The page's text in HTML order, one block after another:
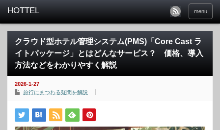
menu
クラウド型ホテル管理システム(PMS)「Core Cast ラ
イトパッケージ」とはどんなサービス？ 価格、導入
方法などをわかりやすく解説
2026-1-27
旅行にまつわる疑問を解説